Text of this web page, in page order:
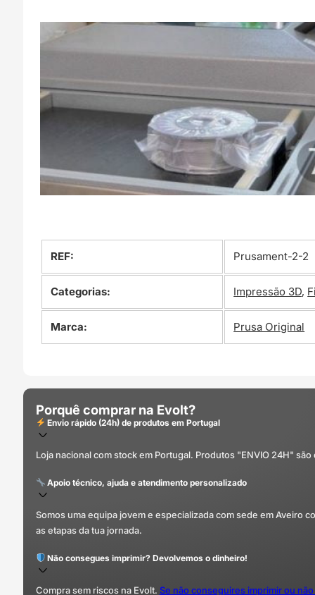
REF: Prusament-2-2
Categorias: Impressão 3D,
Marca: Prusa Original
Porquê comprar na Evolt?
Envio rápido (24h) de produtos em Portugal
Loja nacional com stock em Portugal. Produtos "ENVIO 24H"
Apoio técnico, ajuda e atendimento personalizado
Somos uma equipa jovem e especializada com sede em Aveiro
as etapas da tua jornada.
Não consegues imprimir? Devolvemos o dinheiro!
Compra sem riscos na Evolt. Se não conseguires imprimir ou